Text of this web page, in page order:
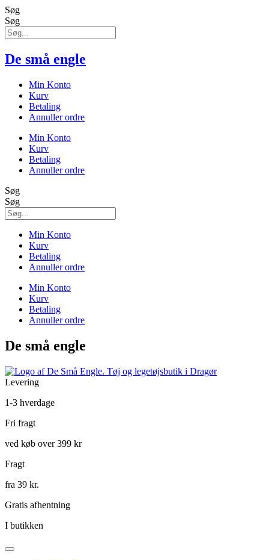
Søg
Søg
De små engle
Min Konto
Kurv
Betaling
Annuller ordre
Min Konto
Kurv
Betaling
Annuller ordre
Søg
Søg
Min Konto
Kurv
Betaling
Annuller ordre
Min Konto
Kurv
Betaling
Annuller ordre
De små engle
Levering
1-3 hverdage
Fri fragt
ved køb over 399 kr
Fragt
fra 39 kr.
Gratis afhentning
I butikken